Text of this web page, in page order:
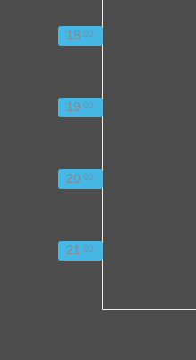
18 00
19 00
20 00
21 00